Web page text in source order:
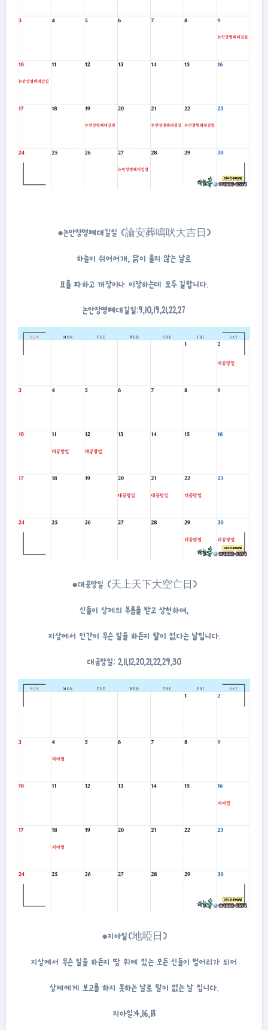
●논안장명폐대길일 (論安葬鳴吠大吉日)
하늘이 쉬어어개, 닭이 울지 않는 날로
묘를 파하고 개장이나 이장하는데 모두 길합니다.
논안장명폐대길일:9,10,19,21,22,27
●대공망일 (天上天下大空亡日)
신들이 상제의 부름을 받고 상천하여,
지상에서 인간이 무슨 일을 하든지 탈이 없다는 날입니다.
대공망일: 2,11,12,20,21,22,29,30
●지아일(地啞日)
지상에서 무슨 일을 하든지 땅 위에 있는 모든 신들이 벙어리가 되어
상제에게 보고를 하지 못하는 날로 탈이 없는 날 입니다.
지아일:4,16,18